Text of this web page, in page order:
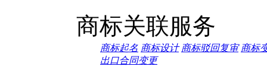
商标关联服务
商标起名 商标设计 商标驳回复审 商标
出口合同变更